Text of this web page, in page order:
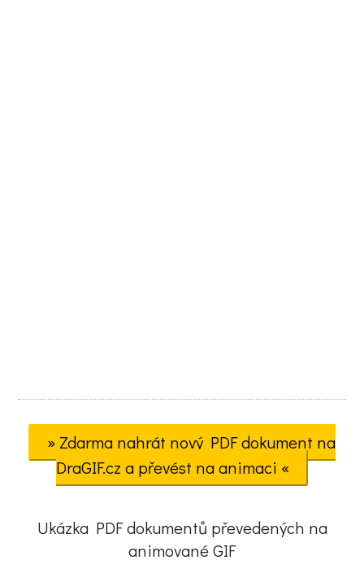
» Zdarma nahrát nový PDF dokument na
DraGIF.cz a převést na animaci «
Ukázka PDF dokumentů převedených na
animované GIF